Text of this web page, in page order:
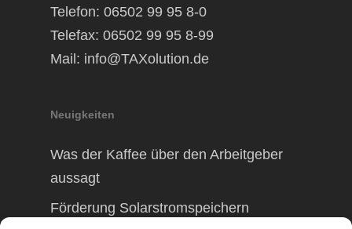
Telefon: 06502 99 95 8-0
Telefax: 06502 99 95 8-99
Mail: info@TAXolution.de
Neuigkeiten
Was der Kaffee über den Arbeitgeber
aussagt
Förderung Solarstromspeichern